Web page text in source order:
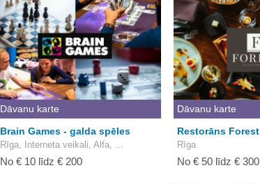
Dāvanu karte
Brain Games - galda spēles
Rīga, Interneta veikali, Alfa, ...
No € 10 līdz € 200
Dāvanu karte
Restorāns Forest
Rīga
No € 50 līdz € 300